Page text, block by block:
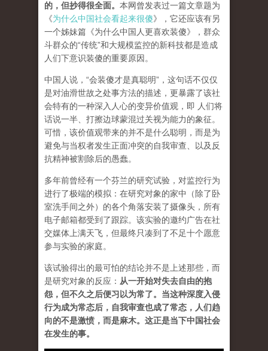
的，但抄得很全面。 本网曾发表过一篇文章题为
《为什么中国社会看起来很傻》，它还应该有另
一个姊妹篇《为什么中国人更喜欢装傻》，群众
斗群众的“传统”和大规模监控的新科技都是造成
人们下意识装傻的重要原因。
中国人说，“会装傻才是真聪明”，这句话不仅仅
是对油滑世故之处事方法的描述，更暴露了该社
会特有的一种深入人心的变异价值观，即 人们将
话说一半、打擦边球蒙混过关视为能力的象征。
可惜，该价值观带来的并不是什么聪明，而是为
避免与当权者发生正面冲突的自我审查、以及反
抗精神被割除后的愚蠢。
多年前曾经有一个芬兰的研究试验，对监控行为
进行了极端的模拟：在研究对象的家中（除了卧
室洗手间之外）的各个角落安装了摄像头，所有
电子邮箱都受到了跟踪。该实验的邀约广告在社
交媒体上满天飞，但最终只凑到了不足十个愿意
参与实验的家庭。
该试验得出的最可怕的结论并不是上述那些，而
是研究对象的反应： 从一开始对失去自由的抱
怨，但不久之后便习以为常了。当这种深度入侵
行为成为常态后，自我审查也成了常态，人们趋
向的不是激愤，而是麻木。这正是当下中国社会
在发生的事。